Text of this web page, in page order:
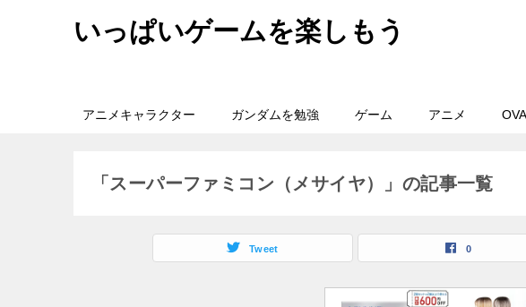
いっぱいゲームを楽しもう
アニメキャラクター ガンダムを勉強 ゲーム アニメ OVA
「スーパーファミコン（メサイヤ）」の記事一覧
Tweet 0